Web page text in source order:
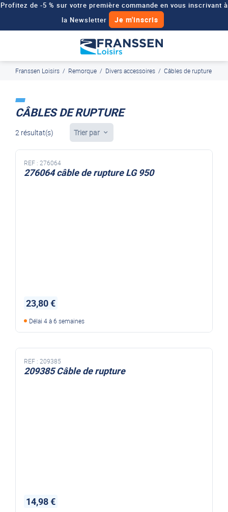
Profitez de -5 % sur votre première commande en vous inscrivant à
la Newsletter
Je m'inscris
Demander un devis
Paiement en ligne sécurisé, en 4x par Paypal J'en profite
Franssen Loisirs / Remorque / Divers accessoires / Câbles de rupture
CÂBLES DE RUPTURE
2 résultat(s) Trier par
REF : 276064
276064 câble de rupture LG 950
23,80 €
Délai 4 à 6 semaines
REF : 209385
209385 Câble de rupture
14,98 €